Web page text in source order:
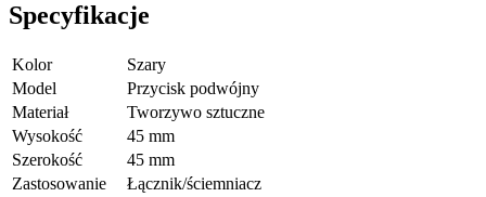
Specyfikacje
Kolor
Szary
Model
Przycisk podwójny
Materiał
Tworzywo sztuczne
Wysokość
45 mm
Szerokość
45 mm
Zastosowanie
Łącznik/ściemniacz